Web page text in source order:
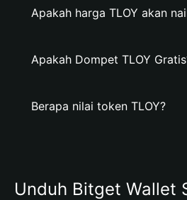
Apakah harga TLOY akan
Apakah Dompet TLOY
Berapa nilai token TLOY?
Unduh Bitget Wallet